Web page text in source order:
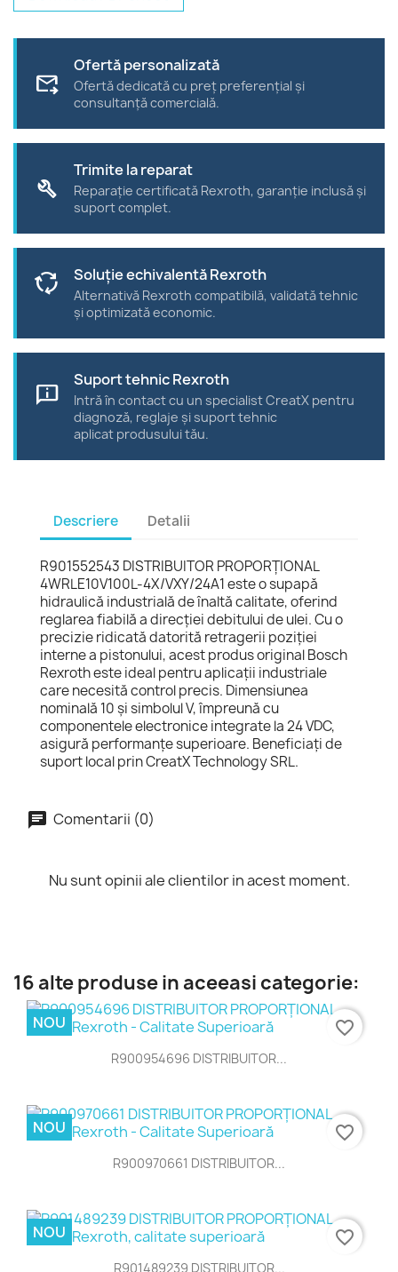
forward_to_inbox
Ofertă personalizată
Ofertă dedicată cu preț preferențial și
consultanță comercială.
build
Trimite la reparat
Reparație certificată Rexroth, garanție inclusă și
suport complet.
cycle Soluție echivalentă Rexroth
Alternativă Rexroth compatibilă, validată tehnic
și optimizată economic.
chat_info
Suport tehnic Rexroth
Intră în contact cu un specialist CreatX pentru
diagnoză, reglaje și suport tehnic
aplicat produsului tău.
Descriere Detalii
R901552543 DISTRIBUITOR PROPORŢIONAL
4WRLE10V100L-4X/VXY/24A1 este o supapă
hidraulică industrială de înaltă calitate, oferind
reglarea fiabilă a direcției debitului de ulei. Cu o
precizie ridicată datorită retragerii poziției
interne a pistonului, acest produs original Bosch
Rexroth este ideal pentru aplicații industriale
care necesită control precis. Dimensiunea
nominală 10 și simbolul V, împreună cu
componentele electronice integrate la 24 VDC,
asigură performanțe superioare. Beneficiați de
suport local prin CreatX Technology SRL.
Comentarii (0)
Nu sunt opinii ale clientilor in acest moment.
16 alte produse in aceeasi categorie:
R900954696 DISTRIBUITOR...
NOU favorite_border
R900970661 DISTRIBUITOR...
NOU favorite_border
R901489239 DISTRIBUITOR...
NOU favorite_border